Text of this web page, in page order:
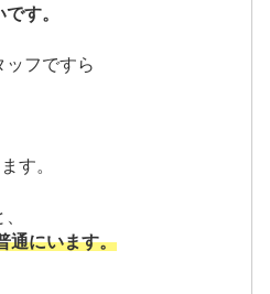
す。
ッフですら
す。
通にいます。